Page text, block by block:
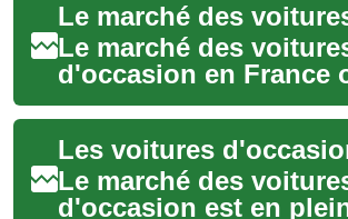
Le marché des
d'occasion en France
une alternative
pour ceux qui
acquérir un ...
Le marché des
d'occasion est en